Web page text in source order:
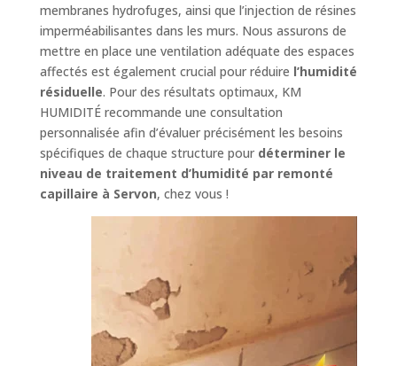
membranes hydrofuges, ainsi que l’injection de résines
imperméabilisantes dans les murs. Nous assurons de
mettre en place une ventilation adéquate des espaces
affectés est également crucial pour réduire l’humidité
résiduelle. Pour des résultats optimaux, KM
HUMIDITÉ recommande une consultation
personnalisée afin d’évaluer précisément les besoins
spécifiques de chaque structure pour déterminer le
niveau de traitement d’humidité par remonté
capillaire à Servon, chez vous !